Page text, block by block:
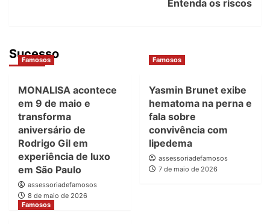
Entenda os riscos
Sucesso
Famosos
MONALISA acontece
em 9 de maio e
transforma
aniversário de
Rodrigo Gil em
experiência de luxo
em São Paulo
assessoriadefamosos
8 de maio de 2026
Famosos
Yasmin Brunet exibe
hematoma na perna e
fala sobre
convivência com
lipedema
assessoriadefamosos
7 de maio de 2026
Famosos